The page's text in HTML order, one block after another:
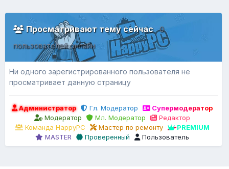
Просматривают тему сейчас0
пользователей онлайн
Ни одного зарегистрированного пользователя не
просматривает данную страницу
Администратор Гл. Модератор
Супермодератор
Модератор
Мл. Модератор
Редактор
Команда HappyPC
Мастер по ремонту
PREMIUM
MASTER
Проверенный Пользователь